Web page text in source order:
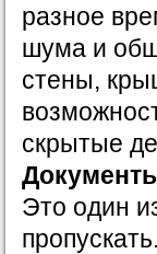
разное
шума и
стены,
скрытые
Это один